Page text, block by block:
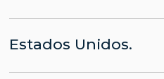
Madrid
Barcelona
Estados Unidos.
Miami